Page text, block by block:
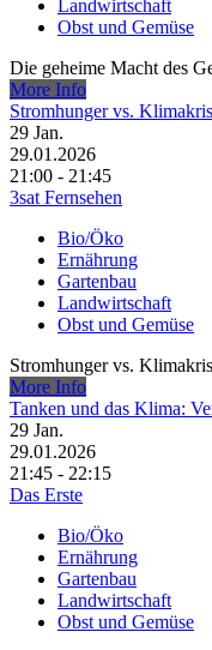
Landwirtschaft
Obst und Gemüse
Die geheime Macht des
More Info
Stromhunger vs.
29 Jan.
29.01.2026
21:00 - 21:45
3sat Fernsehen
Bio/Öko
Ernährung
Gartenbau
Landwirtschaft
Obst und Gemüse
Stromhunger vs.
More Info
Tanken und das Klima:
29 Jan.
29.01.2026
21:45 - 22:15
Das Erste
Bio/Öko
Ernährung
Gartenbau
Landwirtschaft
Obst und Gemüse